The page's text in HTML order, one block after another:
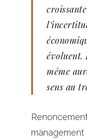
évoluent.
même
sens au